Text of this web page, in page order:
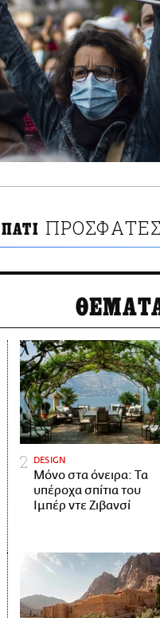
DESIGN
Μόνο στα όνειρα: Τα
υπέροχα σπίτια του
Ιμπέρ ντε Ζιβανσί